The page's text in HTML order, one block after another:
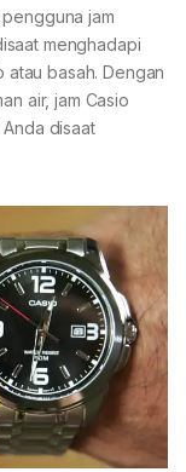
jam
menghadapi
atau basah. Dengan
air, jam Casio
Anda disaat